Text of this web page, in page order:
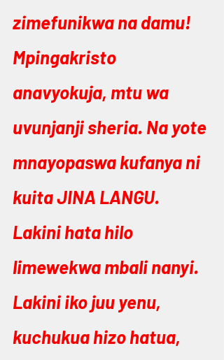
zimefunikwa na damu!
Mpingakristo
anavyokuja, mtu wa
uvunjanji sheria. Na yote
mnayopaswa kufanya ni
kuita JINA LANGU.
Lakini hata hilo
limewekwa mbali nanyi.
Lakini iko juu yenu,
kuchukua hizo hatua,